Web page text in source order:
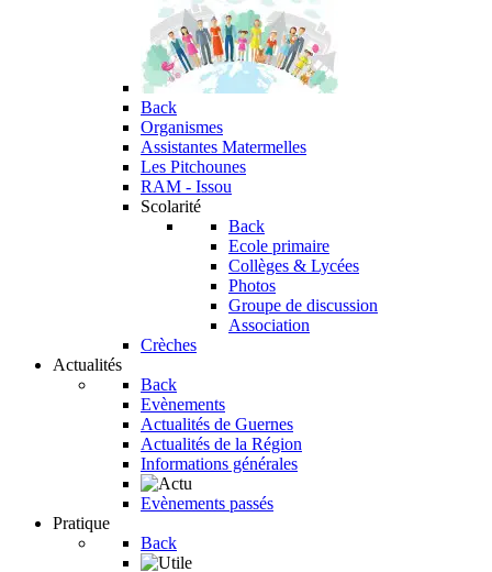
Back
Organismes
Assistantes Matermelles
Les Pitchounes
RAM - Issou
Scolarité
Back
Ecole primaire
Collèges & Lycées
Photos
Groupe de discussion
Association
Crèches
Actualités
Back
Evènements
Actualités de Guernes
Actualités de la Région
Informations générales
Evènements passés
Pratique
Back